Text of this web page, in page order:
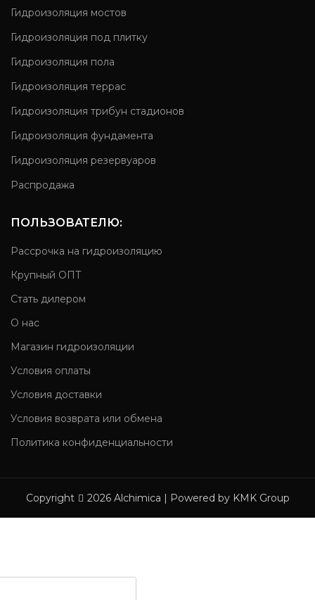
Гидроизоляция мостов
Гидроизоляция под плитку
Гидроизоляция пола
Гидроизоляция террас
Гидроизоляция трибун стадионов
Гидроизоляция фундамента
Гидроизоляция резервуаров
Распродажа
ПОЛЬЗОВАТЕЛЮ:
Рассрочка на гидроизоляцию
Крупный ОПТ
Стать дилером
О нас
Магазин гидроизоляции
Условия оплаты
Условия доставки
Условия возврата или обмена
Политика конфиденциальности
Copyright 2026 Alchimica | Powered by KMK Group